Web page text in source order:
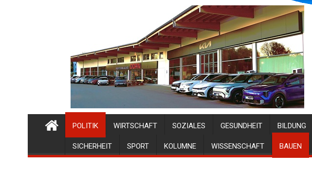
POLITIK WIRTSCHAFT SOZIALES GESUNDHEIT BILDUNG
SICHERHEIT SPORT KOLUMNE WISSENSCHAFT BAUEN